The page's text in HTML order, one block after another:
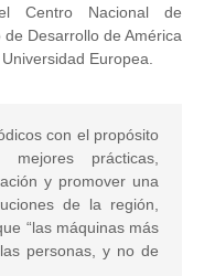
Centro Nacional de
Desarrollo de América
Europea.
con el propósito
mejores prácticas,
y promover una
de la región,
“las máquinas más
personas, y no de